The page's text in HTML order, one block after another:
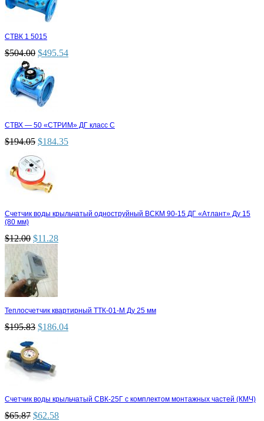
СТВК 1 5015
$504.00 $495.54
СТВХ — 50 «СТРИМ» ДГ класс С
$194.05 $184.35
Счетчик воды крыльчатый одноструйный ВСКМ 90-15 ДГ «Атлант» Ду 15
(80 мм)
$12.00 $11.28
Теплосчетчик квартирный ТТК-01-М Ду 25 мм
$195.83 $186.04
Счетчик воды крыльчатый СВК-25Г с комплектом монтажных частей (КМЧ)
$65.87 $62.58